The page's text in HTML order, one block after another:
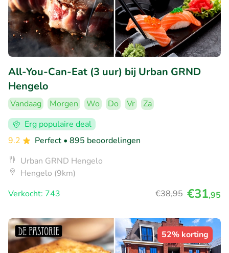
All-You-Can-Eat (3 uur) bij Urban GRND
Hengelo
Vandaag Morgen Wo Do Vr
Za
Erg populaire deal
9.2
Perfect • 895 beoordelingen
Urban GRND Hengelo
Hengelo (9km)
Verkocht: 743
€38,95 €31,95
52% korting